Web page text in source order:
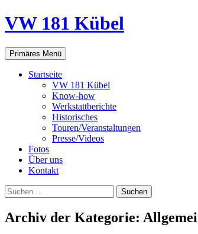
VW 181 Kübel
Suchen
Primäres Menü Springe
zum
Startseite
VW 181 Kübel
Know-how
Werkstattberichte
Historisches
Touren/Veranstaltungen
Presse/Videos
Fotos
Über uns
Kontakt
Suchen
nach:
Archiv der Kategorie: